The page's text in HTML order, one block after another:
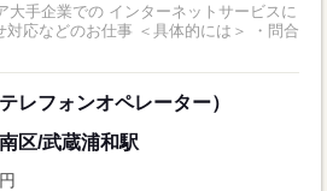
大手企業での インターネットサービスに
事 ＜具体的には＞ ・問合
レフォンオペレーター）
区/武蔵浦和駅